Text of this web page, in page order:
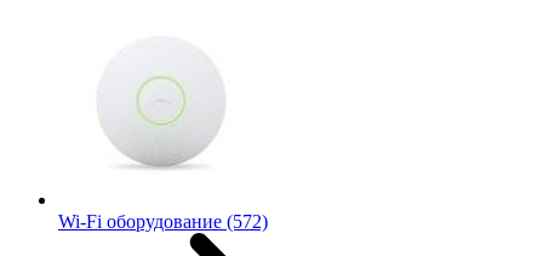
Wi-Fi оборудование (572)